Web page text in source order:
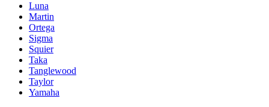
Luna
Martin
Ortega
Sigma
Squier
Taka
Tanglewood
Taylor
Yamaha